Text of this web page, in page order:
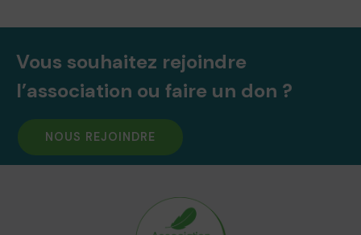
Vous souhaitez rejoindre
l’association ou faire un don ?
NOUS REJOINDRE